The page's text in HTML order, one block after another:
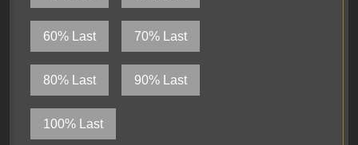
60% Last 70% Last
80% Last 90% Last
100% Last